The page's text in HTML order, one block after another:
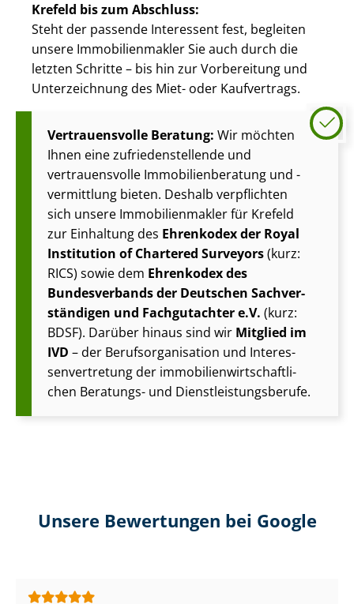
Krefeld bis zum Abschluss:
Steht der passende Interessent fest, begleiten
unsere Im­mo­bi­li­en­mak­ler Sie auch durch die
letzten Schritte – bis hin zur Vorbereitung und
Unterzeichnung des Miet- oder Kaufvertrags.
Vertrauensvolle Beratung: Wir möchten
Ihnen eine zu­frie­den­stel­len­de und
vertrauensvolle Im­mo­bi­li­en­be­ra­tung und -
vermittlung bieten. Deshalb verpflichten
sich unsere Im­mo­bi­li­en­mak­ler für Krefeld
zur Einhaltung des Ehrenkodex der Royal
Institution of Chartered Surveyors(kurz:
RICS) sowie dem Ehrenkodex des
Bundesverbands der Deutschen Sach­ver­
stän­di­gen und Fachgutachter e.V. (kurz:
BDSF). Darüber hinaus sind wir Mitglied im
IVD – der Be­rufs­or­ga­ni­sa­ti­on und In­ter­es­
sen­ver­tre­tung der im­mo­bi­li­en­wirt­schaft­li­
chen Beratungs- und Dienst­leis­tungs­be­ru­fe.
Unsere Bewertungen bei Google